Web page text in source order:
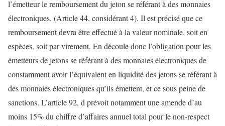
l’émetteur le remboursement du jeton se référant à des monnaies
électroniques. (Article 44, considérant 4). Il est précisé que ce
remboursement devra être effectué à la valeur nominale, soit en
espèces, soit par virement. En découle donc l’obligation pour les
émetteurs de jetons se référant à des monnaies électroniques de
constamment avoir l’équivalent en liquidité des jetons se référant à
des monnaies électroniques qu’ils émettent, et ce sous peine de
sanctions. L’article 92, d prévoit notamment une amende d’au
moins 15% du chiffre d’affaires annuel total pour le non-respect